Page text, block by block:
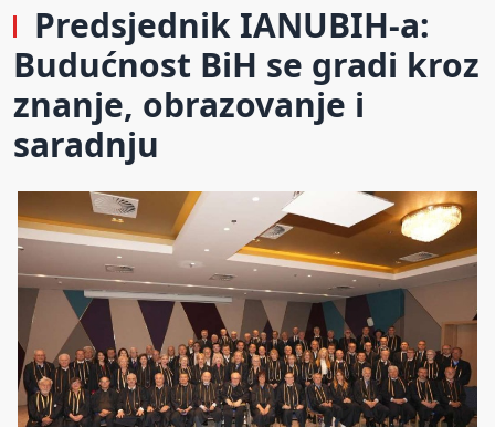
Predsjednik IANUBIH-a:
Budućnost BiH se gradi kroz
znanje, obrazovanje i
saradnju